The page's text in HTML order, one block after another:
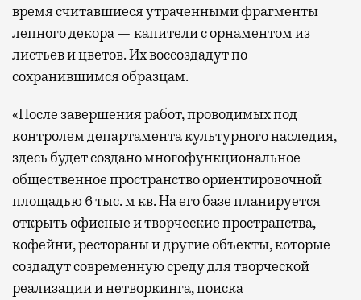
время считавшиеся утраченными фрагменты
лепного декора — капители с орнаментом из
листьев и цветов. Их воссоздадут по
сохранившимся образцам.
«После завершения работ, проводимых под
контролем департамента культурного наследия,
здесь будет создано многофункциональное
общественное пространство ориентировочной
площадью 6 тыс. м кв. На его базе планируется
открыть офисные и творческие пространства,
кофейни, рестораны и другие объекты, которые
создадут современную среду для творческой
реализации и нетворкинга, поиска